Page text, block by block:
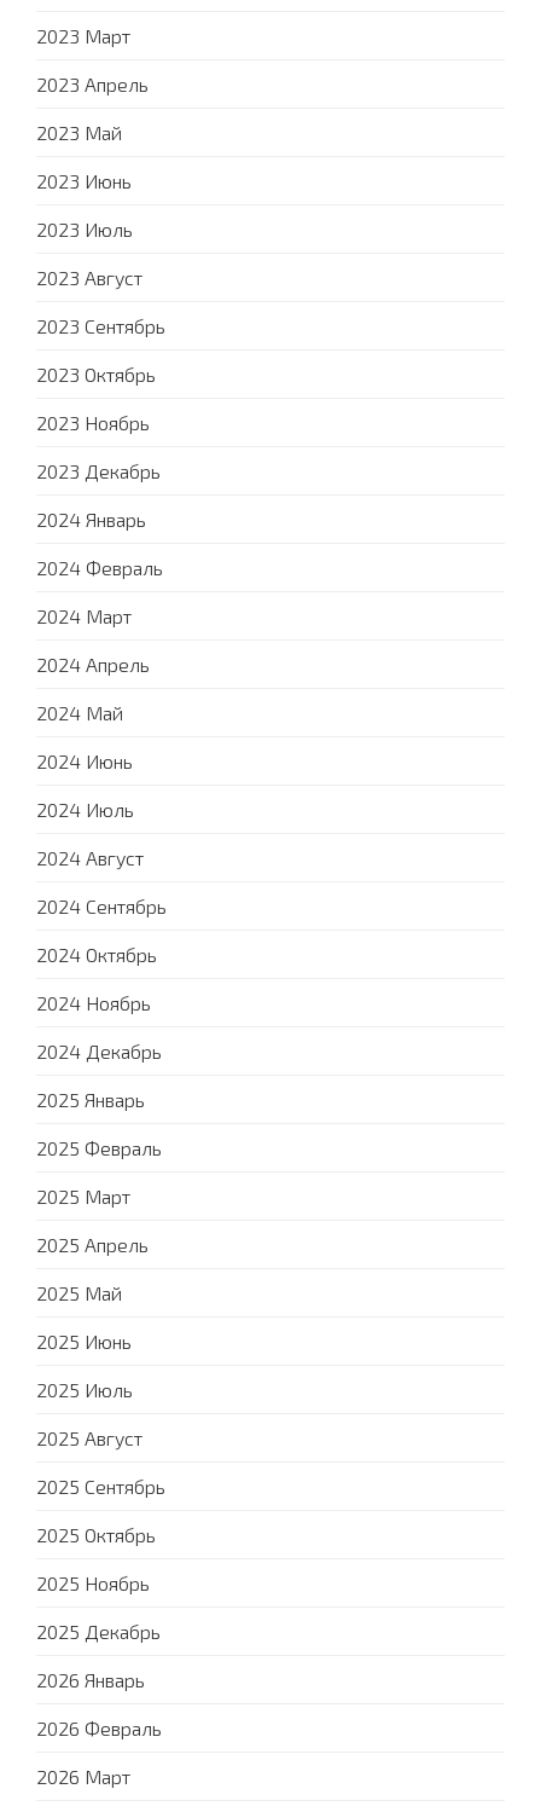
2023 Март
2023 Апрель
2023 Май
2023 Июнь
2023 Июль
2023 Август
2023 Сентябрь
2023 Октябрь
2023 Ноябрь
2023 Декабрь
2024 Январь
2024 Февраль
2024 Март
2024 Апрель
2024 Май
2024 Июнь
2024 Июль
2024 Август
2024 Сентябрь
2024 Октябрь
2024 Ноябрь
2024 Декабрь
2025 Январь
2025 Февраль
2025 Март
2025 Апрель
2025 Май
2025 Июнь
2025 Июль
2025 Август
2025 Сентябрь
2025 Октябрь
2025 Ноябрь
2025 Декабрь
2026 Январь
2026 Февраль
2026 Март